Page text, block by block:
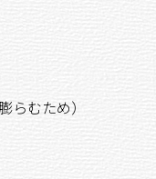
らむため）